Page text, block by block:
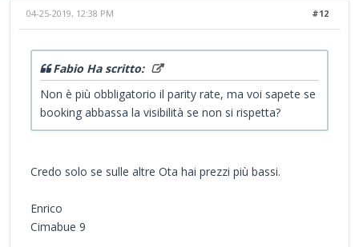
#12
04-25-2019, 12:38 PM
Fabio Ha scritto:
Non è più obbligatorio il parity rate, ma voi sapete se
booking abbassa la visibilità se non si rispetta?
Credo solo se sulle altre Ota hai prezzi più bassi.
Enrico
Cimabue 9